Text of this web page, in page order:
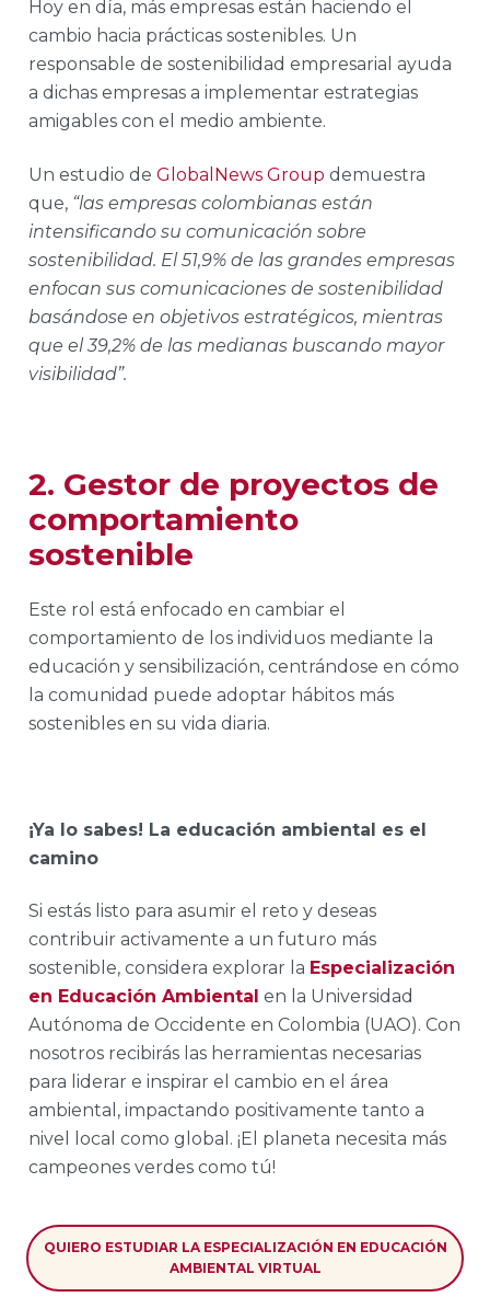
Hoy en día, más empresas están haciendo el
cambio hacia prácticas sostenibles. Un
responsable de sostenibilidad empresarial ayuda
a dichas empresas a implementar estrategias
amigables con el medio ambiente.
Un estudio de GlobalNews Group demuestra
que, “las empresas colombianas están
intensificando su comunicación sobre
sostenibilidad. El 51,9% de las grandes empresas
enfocan sus comunicaciones de sostenibilidad
basándose en objetivos estratégicos, mientras
que el 39,2% de las medianas buscando mayor
visibilidad”.
2. Gestor de proyectos de
comportamiento
sostenible
Este rol está enfocado en cambiar el
comportamiento de los individuos mediante la
educación y sensibilización, centrándose en cómo
la comunidad puede adoptar hábitos más
sostenibles en su vida diaria.
¡Ya lo sabes! La educación ambiental es el
camino
Si estás listo para asumir el reto y deseas
contribuir activamente a un futuro más
sostenible, considera explorar la Especialización
en Educación Ambiental en la Universidad
Autónoma de Occidente en Colombia (UAO). Con
nosotros recibirás las herramientas necesarias
para liderar e inspirar el cambio en el área
ambiental, impactando positivamente tanto a
nivel local como global. ¡El planeta necesita más
campeones verdes como tú!
QUIERO ESTUDIAR LA ESPECIALIZACIÓN EN EDUCACIÓN
AMBIENTAL VIRTUAL